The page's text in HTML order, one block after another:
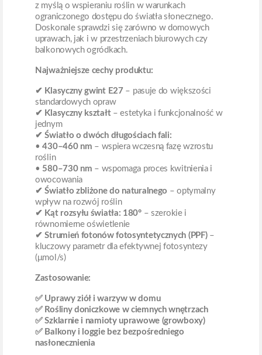
z myślą o wspieraniu roślin w warunkach
ograniczonego dostępu do światła słonecznego.
Doskonale sprawdzi się zarówno w domowych
uprawach, jak i w przestrzeniach biurowych czy
balkonowych ogródkach.
Najważniejsze cechy produktu:
✔ Klasyczny gwint E27 – pasuje do większości
standardowych opraw
✔ Klasyczny kształt– estetyka i funkcjonalność w
jednym
✔ Światło o dwóch długościach fali:
•430–460 nm – wspiera wczesną fazę wzrostu
roślin
• 580–730 nm – wspomaga proces kwitnienia i
owocowania
✔ Światło zbliżone do naturalnego – optymalny
wpływ na rozwój roślin
✔ Kąt rozsyłu światła: 180°– szerokie i
równomierne oświetlenie
✔ Strumień fotonów fotosyntetycznych (PPF)–
kluczowy parametr dla efektywnej fotosyntezy
(μmol/s)
Zastosowanie:
✅ Uprawy ziół i warzyw w domu
✅ Rośliny doniczkowe w ciemnych wnętrzach
✅ Szklarnie i namioty uprawowe (growboxy)
✅ Balkony i loggie bez bezpośredniego
nasłonecznienia